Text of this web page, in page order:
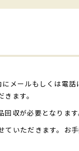
メールもしくは電話
きます。
収が必要となります
いただきます。お